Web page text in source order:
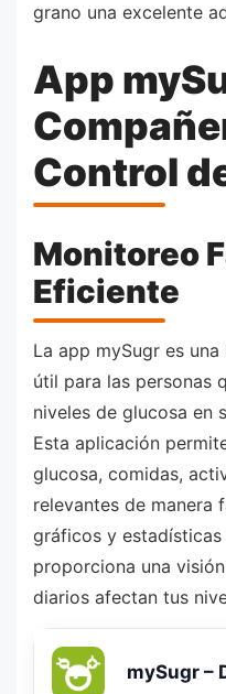
grano una excelente
App
Control
Monitoreo
Eficiente
La app mySugr es
útil para las personas
niveles de glucosa en
Esta aplicación
glucosa, comidas,
relevantes de manera
gráficos y
proporciona una
diarios afectan tus
mySugr –